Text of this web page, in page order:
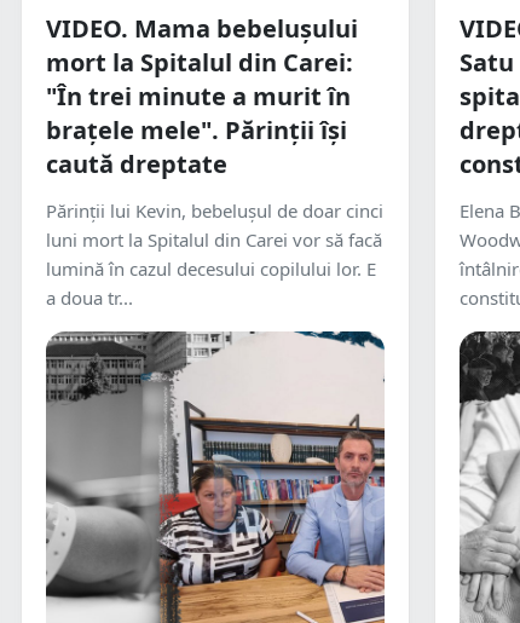
VIDEO. Mama bebelușului
mort la Spitalul din Carei:
"În trei minute a murit în
brațele mele". Părinții își
caută dreptate
Părinții lui Kevin, bebelușul de doar cinci
luni mort la Spitalul din Carei vor să facă
lumină în cazul decesului copilului lor. E
a doua tr...
Elena